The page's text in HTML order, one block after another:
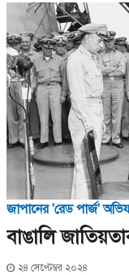
জাপানের 'রেড পার্জ'
বাঙালি
২৪ সেপ্টেম্বর ২০২৪